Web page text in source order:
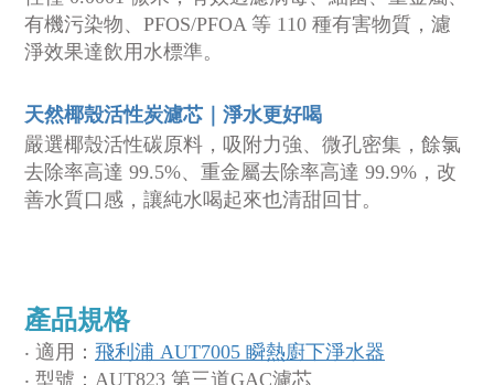
有機污染物、PFOS/PFOA 等 110 種有害物質，濾
淨效果達飲用水標準。
天然椰殼活性炭濾芯｜淨水更好喝
嚴選椰殼活性碳原料，吸附力強、微孔密集，餘氯
去除率高達 99.5%、重金屬去除率高達 99.9%，改
善水質口感，讓純水喝起來也清甜回甘。
產品規格
‧ 適用： 飛利浦 AUT7005 瞬熱廚下淨水器
‧ 型號： AUT823 第三道GAC濾芯